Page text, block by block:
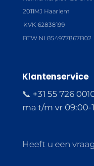
2011MJ Haarlem
KVK 62838199
BTW NL854977867B02
Klantenservice
📞 +31 55 726
ma t/m vr 09:00-
Heeft u een